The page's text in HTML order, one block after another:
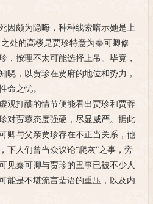
因颇为隐晦，种种线索暗示她是上
处的高楼是贾珍特意为秦可卿修
，按理不太可能选择上吊。毕竟，
晓，以贾珍在贾府的地位和势力，
命之忧。
观打醮的情节便能看出贾珍和贾蓉
对贾蓉态度强硬，尽显威严。据此
卿与父亲贾珍存在不正当关系，他
下人们曾当众议论“爬灰”之事，旁
见秦可卿与贾珍的丑事已被不少人
能是不堪流言蜚语的重压，以及内